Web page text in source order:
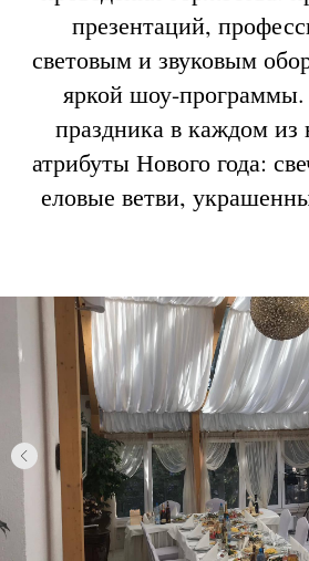
презентаций,
световым и звуковым
яркой шоу-
праздника в каждом из
атрибуты Нового года:
еловые ветви,